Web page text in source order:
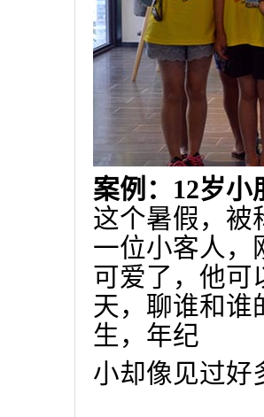
案例：12岁小
这个暑假，被
一位小客人，
可爱了，他可
天，聊谁和谁
生，年纪
小却像见过好